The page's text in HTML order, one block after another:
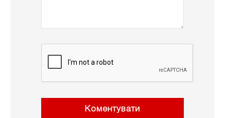
Коментувати